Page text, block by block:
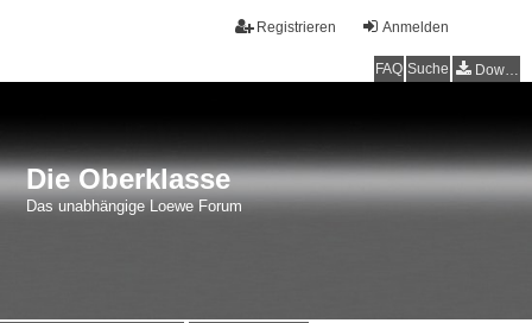
Anmelden
Registrieren
FAQ Suche Downloads
Die Oberklasse
Das unabhängige Loewe Forum